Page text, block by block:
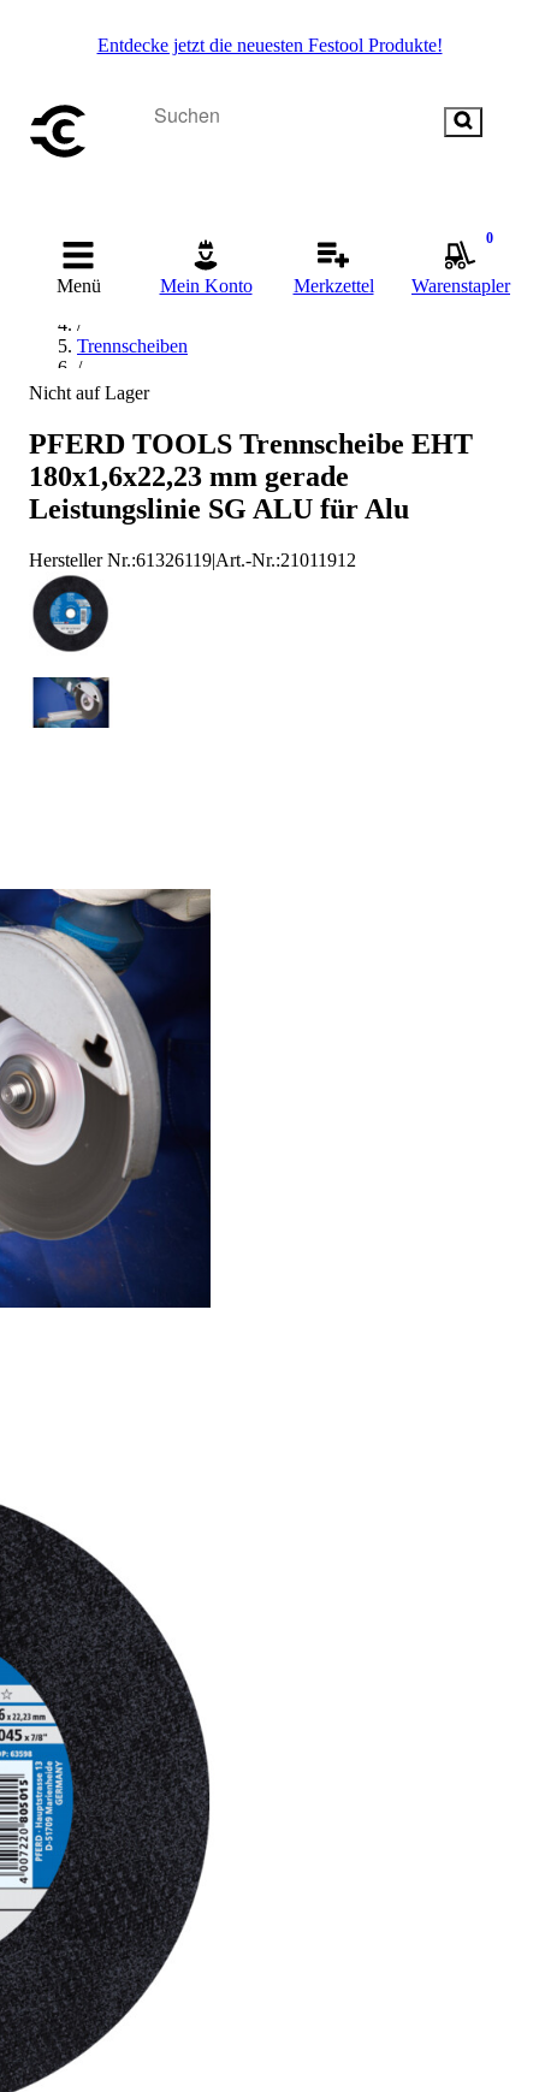
Entdecke jetzt die neuesten Festool Produkte!
Menü Mein Konto Merkzettel
0
Warenstapler
Startseite
/
/
Trennscheiben
/
Trennscheibe für Aluminium
PFERD Trennscheibe für Aluminium
Nicht auf Lager
PFERD TOOLS Trennscheibe EHT
180x1,6x22,23 mm gerade
Leistungslinie SG ALU für Alu
Hersteller Nr.:61326119|Art.-Nr.:21011912